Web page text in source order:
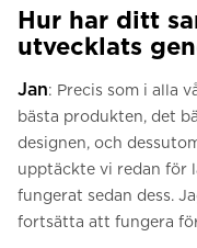
Hur har ditt
utvecklats
Jan: Precis som i alla
bästa produkten, det
designen, och
upptäckte vi redan för
fungerat sedan dess.
fortsätta att fungera